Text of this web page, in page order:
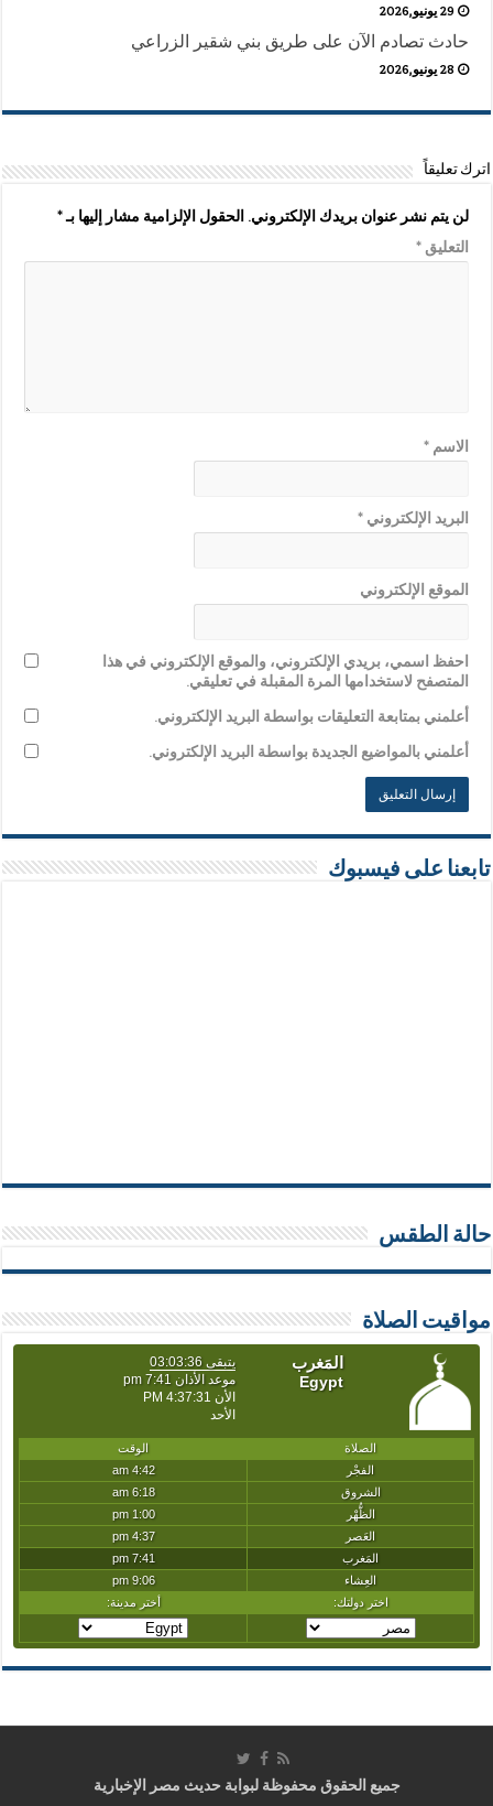
29 يونيو,2026
حادث تصادم الآن على طريق بني شقير الزراعي
28 يونيو,2026
اترك تعليقاً
لن يتم نشر عنوان بريدك الإلكتروني. الحقول الإلزامية مشار إليها بـ*
التعليق*
الاسم*
البريد الإلكتروني*
الموقع الإلكتروني
احفظ اسمي، بريدي الإلكتروني، والموقع الإلكتروني في هذا
المتصفح لاستخدامها المرة المقبلة في تعليقي.
أعلمني بمتابعة التعليقات بواسطة البريد الإلكتروني.
أعلمني بالمواضيع الجديدة بواسطة البريد الإلكتروني.
تابعنا على فيسبوك
حالة الطقس
مواقيت الصلاة
جميع الحقوق محفوظة لبوابة حديث مصر الإخبارية